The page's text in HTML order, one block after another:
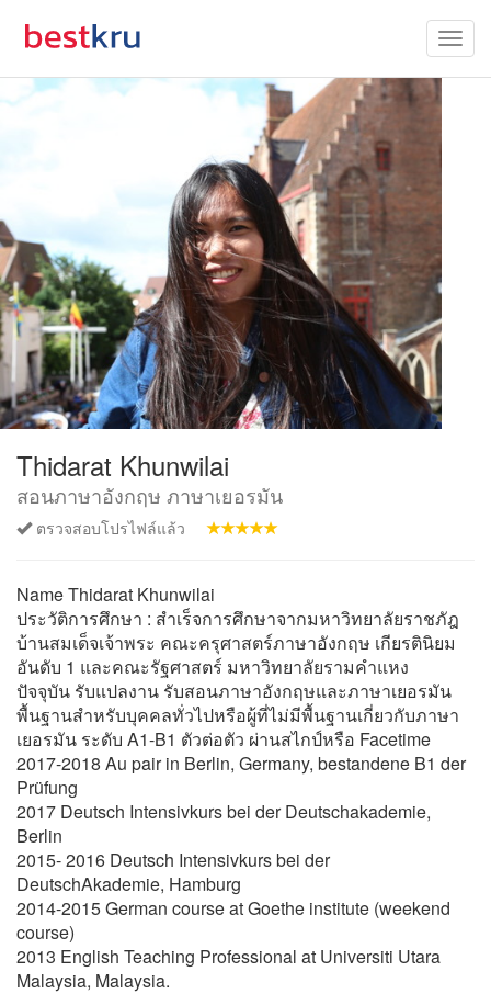
Thidarat Khunwilai
สอนภาษาอังกฤษ ภาษาเยอรมัน
ตรวจสอบโปรไฟล์แล้ว
Name Thidarat Khunwilai
ประวัติการศึกษา : สำเร็จการศึกษาจากมหาวิทยาลัยราชภัฎ
บ้านสมเด็จเจ้าพระ คณะครุศาสตร์ภาษาอังกฤษ เกียรตินิยม
อันดับ 1 และคณะรัฐศาสตร์ มหาวิทยาลัยรามคำแหง
ปัจจุบัน รับแปลงาน รับสอนภาษาอังกฤษและภาษาเยอรมัน
พื้นฐานสำหรับบุคคลทั่วไปหรือผู้ที่ไม่มีพื้นฐานเกี่ยวกับภาษา
เยอรมัน ระดับ A1-B1 ตัวต่อตัว ผ่านสไกป์หรือ Facetime
2017-2018 Au pair in Berlin, Germany, bestandene B1 der
Prüfung
2017 Deutsch Intensivkurs bei der Deutschakademie,
Berlin
2015- 2016 Deutsch Intensivkurs bei der
DeutschAkademie, Hamburg
2014-2015 German course at Goethe institute (weekend
course)
2013 English Teaching Professional at Universiti Utara
Malaysia, Malaysia.